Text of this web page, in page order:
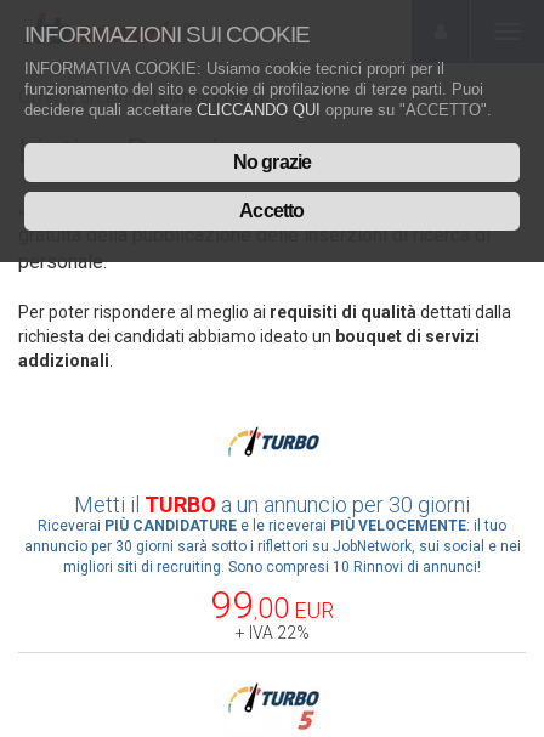
Offerte di Lavoro|Listino Prezzi
Listino Prezzi
fonda il suo funzionamento sulla assoluta
gratuità della pubblicazione delle inserzioni di ricerca di
personale.
Per poter rispondere al meglio ai requisiti di qualità dettati dalla
richiesta dei candidati abbiamo ideato un bouquet di servizi
addizionali
Metti il TURBO a un annuncio per 30 giorni
Riceverai PIÙ CANDIDATURE e le riceverai PIÙ VELOCEMENTE: il tuo
annuncio per 30 giorni sarà sotto i riflettori su JobNetwork, sui social e nei
migliori siti di recruiting. Sono compresi 10 Rinnovi di annunci!
99 00 EUR
+ IVA 22%
INFORMAZIONI SUI COOKIE
INFORMATIVA COOKIE: Usiamo cookie tecnici propri per il
funzionamento del sito e cookie di profilazione di terze parti. Puoi
decidere quali accettare CLICCANDO QUI oppure su "ACCETTO".
No grazie
Accetto